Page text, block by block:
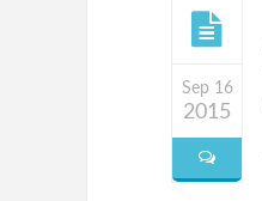
Sep 16
2015